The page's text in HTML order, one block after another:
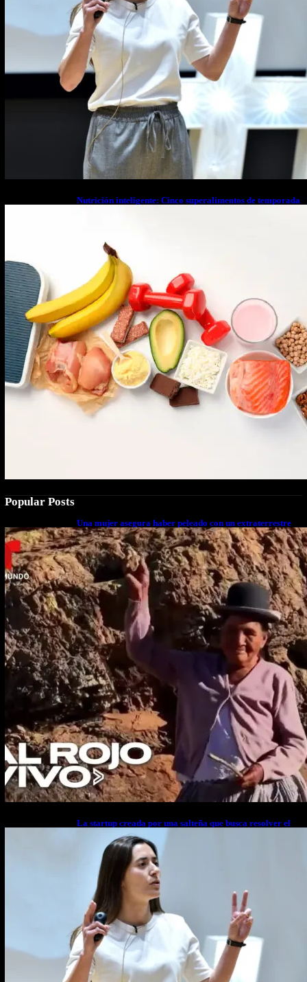
Nutrición inteligente: Cinco superalimentos de temporada
Popular Posts
Una mujer asegura haber peleado con un extraterrestre
cuerpo a cuerpo
La startup creada por una salteña que busca resolver el
estrés financiero en Latinoamérica